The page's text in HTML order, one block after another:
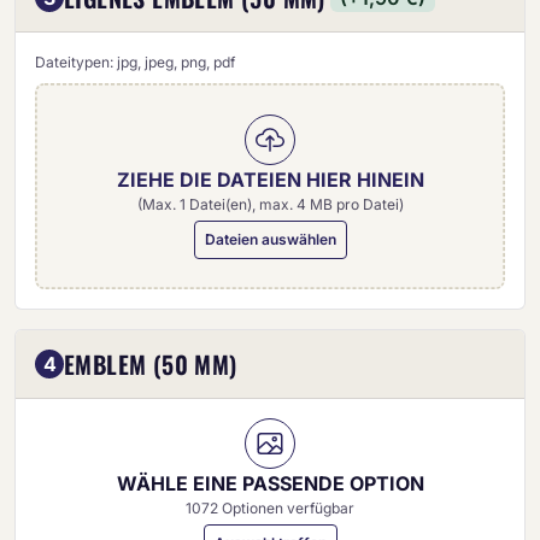
Dateitypen: jpg, jpeg, png, pdf
ZIEHE DIE DATEIEN HIER HINEIN
(Max. 1 Datei(en), max. 4 MB pro Datei)
Dateien auswählen
4 EMBLEM (50 MM)
WÄHLE EINE PASSENDE OPTION
1072 Optionen verfügbar